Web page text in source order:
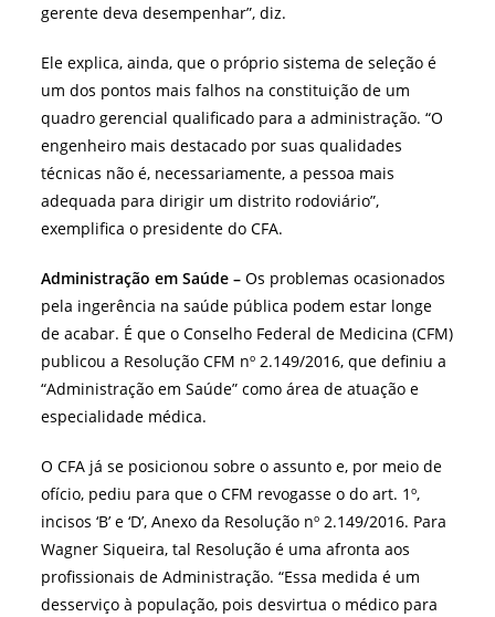
gerente deva desempenhar”, diz.
Ele explica, ainda, que o próprio sistema de seleção é
um dos pontos mais falhos na constituição de um
quadro gerencial qualificado para a administração. “O
engenheiro mais destacado por suas qualidades
técnicas não é, necessariamente, a pessoa mais
adequada para dirigir um distrito rodoviário”,
exemplifica o presidente do CFA.
Administração em Saúde – Os problemas ocasionados
pela ingerência na saúde pública podem estar longe
de acabar. É que o Conselho Federal de Medicina (CFM)
publicou a Resolução CFM nº 2.149/2016, que definiu a
“Administração em Saúde” como área de atuação e
especialidade médica.
O CFA já se posicionou sobre o assunto e, por meio de
ofício, pediu para que o CFM revogasse o do art. 1º,
incisos ‘B’ e ‘D’, Anexo da Resolução nº 2.149/2016. Para
Wagner Siqueira, tal Resolução é uma afronta aos
profissionais de Administração. “Essa medida é um
desserviço à população, pois desvirtua o médico para